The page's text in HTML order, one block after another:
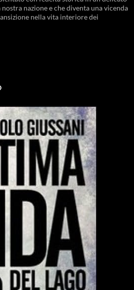
nazione e che diventa una vicenda
nella vita interiore dei